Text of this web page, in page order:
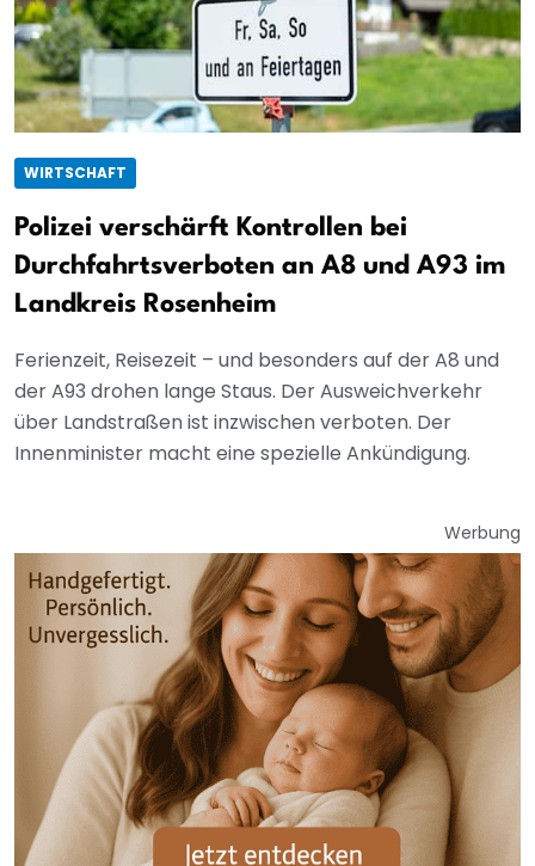
WIRTSCHAFT
Polizei verschärft Kontrollen bei
Durchfahrtsverboten an A8 und A93 im
Landkreis Rosenheim
Ferienzeit, Reisezeit – und besonders auf der A8 und
der A93 drohen lange Staus. Der Ausweichverkehr
über Landstraßen ist inzwischen verboten. Der
Innenminister macht eine spezielle Ankündigung.
Werbung